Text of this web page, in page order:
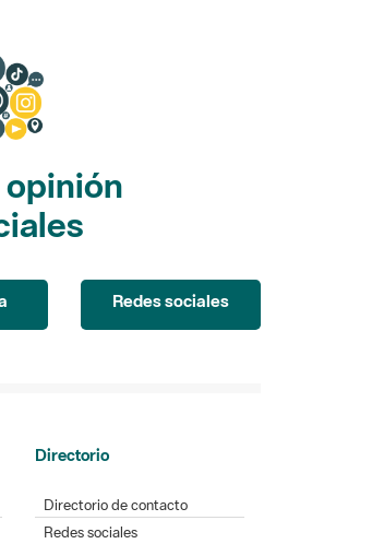
Redes sociales
Directorio
Directorio de contacto
Redes sociales